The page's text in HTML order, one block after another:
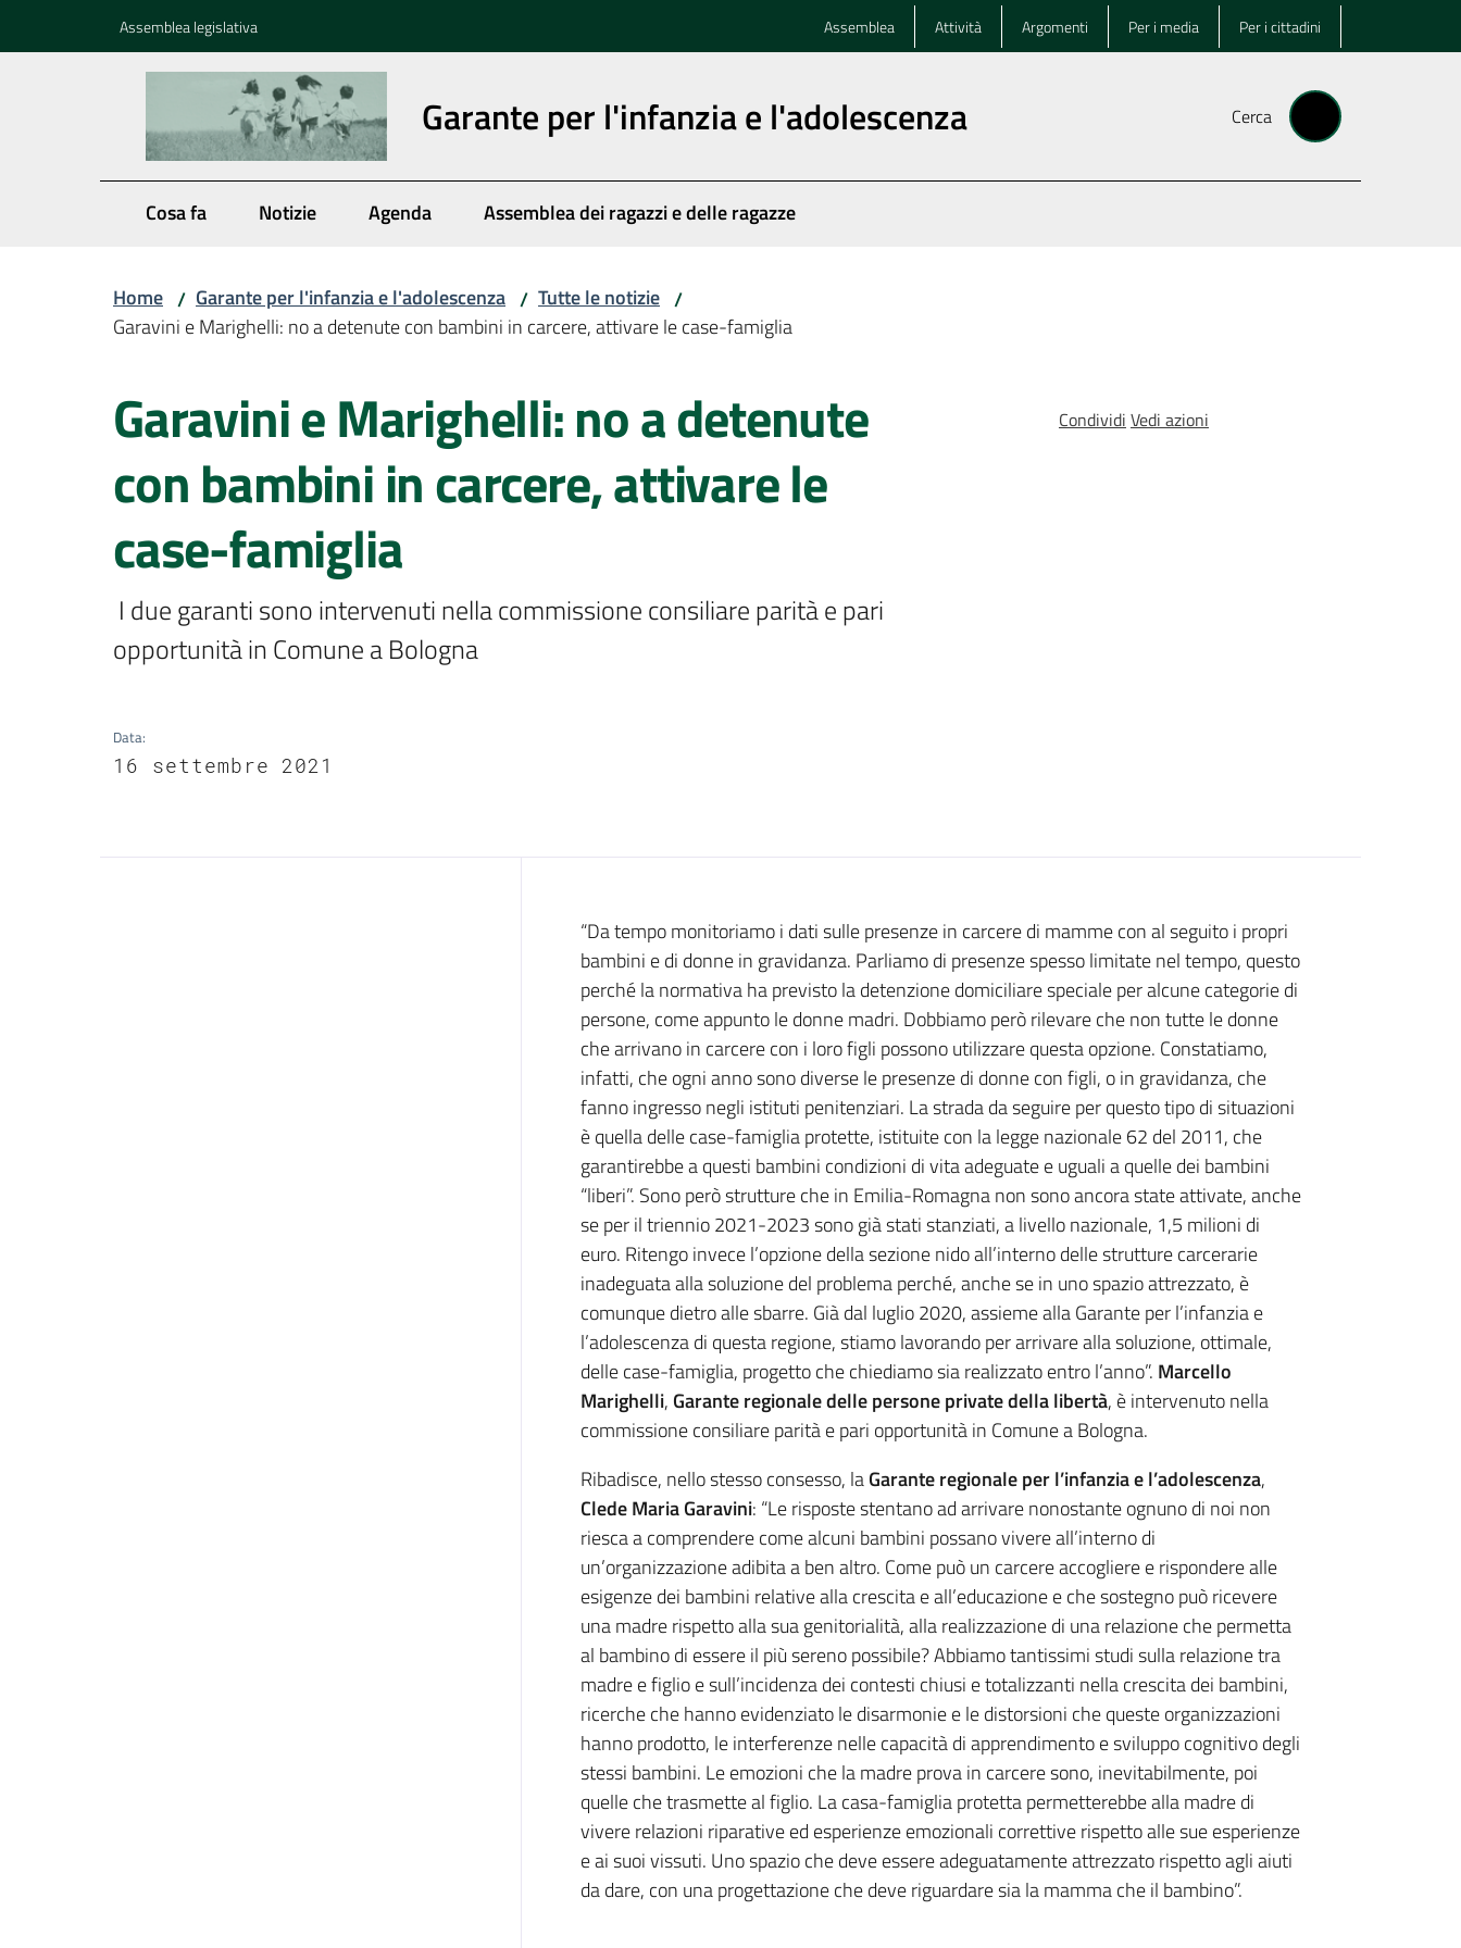
Assemblea legislativa Assemblea Attività Argomenti Per i media Per i cittadini
Garante per l'infanzia e l'adolescenza Cerca
Cosa fa Notizie Agenda Assemblea dei ragazzi e delle ragazze
Home / Garante per l'infanzia e l'adolescenza / Tutte le notizie /
Garavini e Marighelli: no a detenute con bambini in carcere, attivare le case-famiglia
Garavini e Marighelli: no a detenute
con bambini in carcere, attivare le
case-famiglia
opportunità in Comune a Bologna
Data:
16 settembre 2021
Condividi Vedi azioni
Introduzione
“Da tempo monitoriamo i dati sulle presenze in carcere di mamme con al seguito i propri
bambini e di donne in gravidanza. Parliamo di presenze spesso limitate nel tempo, questo
perché la normativa ha previsto la detenzione domiciliare speciale per alcune categorie di
persone, come appunto le donne madri. Dobbiamo però rilevare che non tutte le donne
che arrivano in carcere con i loro figli possono utilizzare questa opzione. Constatiamo,
infatti, che ogni anno sono diverse le presenze di donne con figli, o in gravidanza, che
fanno ingresso negli istituti penitenziari. La strada da seguire per questo tipo di situazioni
è quella delle case-famiglia protette, istituite con la legge nazionale 62 del 2011, che
garantirebbe a questi bambini condizioni di vita adeguate e uguali a quelle dei bambini
“liberi”. Sono però strutture che in Emilia-Romagna non sono ancora state attivate, anche
se per il triennio 2021-2023 sono già stati stanziati, a livello nazionale, 1,5 milioni di
euro. Ritengo invece l’opzione della sezione nido all’interno delle strutture carcerarie
inadeguata alla soluzione del problema perché, anche se in uno spazio attrezzato, è
comunque dietro alle sbarre. Già dal luglio 2020, assieme alla Garante per l’infanzia e
l’adolescenza di questa regione, stiamo lavorando per arrivare alla soluzione, ottimale,
delle case-famiglia, progetto che chiediamo sia realizzato entro l’anno”. Marcello
Marighelli, Garante regionale delle persone private della libertà, è intervenuto nella
commissione consiliare parità e pari opportunità in Comune a Bologna.
Ribadisce, nello stesso consesso, laGarante regionale per l’infanzia e l’adolescenza,
Clede Maria Garavini: “Le risposte stentano ad arrivare nonostante ognuno di noi non
riesca a comprendere come alcuni bambini possano vivere all’interno di
un’organizzazione adibita a ben altro. Come può un carcere accogliere e rispondere alle
esigenze dei bambini relative alla crescita e all’educazione e che sostegno può ricevere
una madre rispetto alla sua genitorialità, alla realizzazione di una relazione che permetta
al bambino di essere il più sereno possibile? Abbiamo tantissimi studi sulla relazione tra
madre e figlio e sull’incidenza dei contesti chiusi e totalizzanti nella crescita dei bambini,
ricerche che hanno evidenziato le disarmonie e le distorsioni che queste organizzazioni
hanno prodotto, le interferenze nelle capacità di apprendimento e sviluppo cognitivo degli
stessi bambini. Le emozioni che la madre prova in carcere sono, inevitabilmente, poi
quelle che trasmette al figlio. La casa-famiglia protetta permetterebbe alla madre di
vivere relazioni riparative ed esperienze emozionali correttive rispetto alle sue esperienze
e ai suoi vissuti. Uno spazio che deve essere adeguatamente attrezzato rispetto agli aiuti
da dare, con una progettazione che deve riguardare sia la mamma che il bambino”.